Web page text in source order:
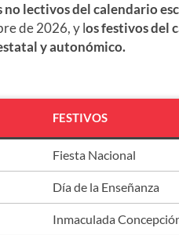
no lectivos del calendario
de 2026, y losfestivos del
y autonómico.
FESTIVOS
Fiesta Nacional
Día de la Enseñanza
Inmaculada